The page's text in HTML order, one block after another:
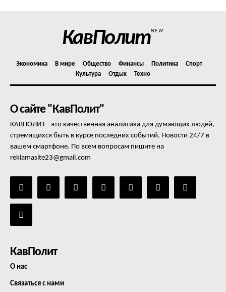
Контакты
КавПолитNEW
Экономика В мире Общество Финансы Политика
Спорт
Культура
Отдых Техно
О сайте "КавПолит"
КАВПОЛИТ - это качественная аналитика для думающих людей,
стремящихся быть в курсе последних событий. Новости 24/7 в
вашем смартфоне. По всем вопросам пишите на
reklamasite23@gmail.com
КавПолит
О нас
Связаться с нами